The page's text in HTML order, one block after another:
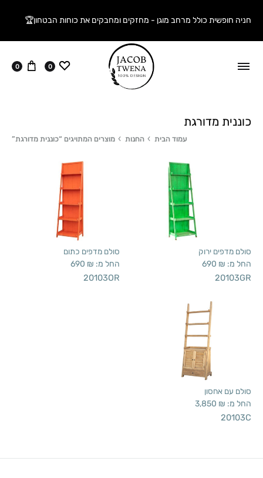
חניה חופשית כולל מרחב מוגן - מחזקים ומחבקים את כוחות הבטחון🏆
ווישליסט
0 עגלה
0
כוננית מדורגת
עמוד הבית החנות מוצרים המתויגים “כוננית מדורגת”
סולם מדפים ירוק
החל מ: 690 ₪
20103GR
סולם מדפים כתום
החל מ: 690 ₪
20103OR
סולם עם אחסון
החל מ: 3,850 ₪
20103C